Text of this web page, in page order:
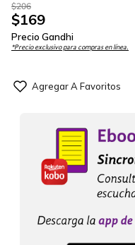
$206
$169
Precio Gandhi
*Precio exclusivo para compras en línea.